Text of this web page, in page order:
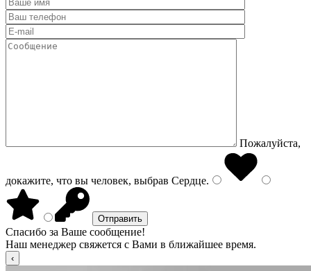
Пожалуйста,
докажите, что вы человек, выбрав Сердце.
Спасибо за Ваше сообщение!
Наш менеджер свяжется с Вами в ближайшее время.